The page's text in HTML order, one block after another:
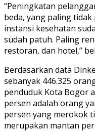
“Peningkatan
beda, yang paling
instansi kesehatan
sudah patuh. Paling
restoran, dan hotel,”
Berdasarkan data
sebanyak 446.325
penduduk Kota Bogor
persen adalah orang
persen yang me­ro­kok
merupakan mantan